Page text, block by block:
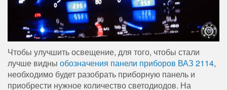
Чтобы улучшить освещение, для того, чтобы стали
лучше видны обозначения панели приборов ВАЗ 2114,
необходимо будет разобрать приборную панель и
приобрести нужное количество светодиодов. На